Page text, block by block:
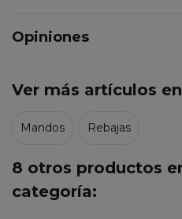
Opiniones
Ver más artículos
Mandos Rebajas
8 otros productos
categoría: